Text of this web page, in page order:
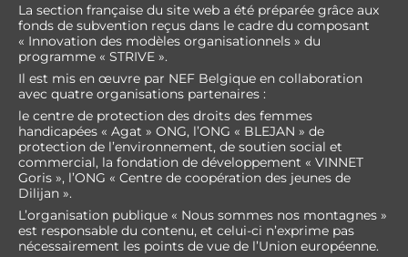
La section française du site web a été préparée grâce aux
fonds de subvention reçus dans le cadre du composant
« Innovation des modèles organisationnels » du
programme « STRIVE ».
Il est mis en œuvre par NEF Belgique en collaboration
avec quatre organisations partenaires :
le centre de protection des droits des femmes
handicapées « Agat » ONG, l’ONG « BLEJAN » de
protection de l’environnement, de soutien social et
commercial, la fondation de développement « VINNET
Goris », l’ONG « Centre de coopération des jeunes de
Dilijan ».
L’organisation publique « Nous sommes nos montagnes »
est responsable du contenu, et celui-ci n’exprime pas
nécessairement les points de vue de l’Union européenne.